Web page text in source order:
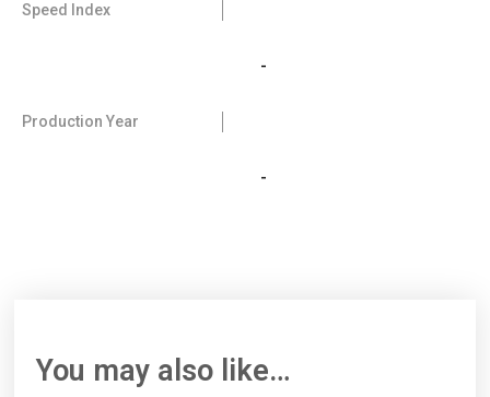
Speed Index
-
Production Year
-
You may also like…